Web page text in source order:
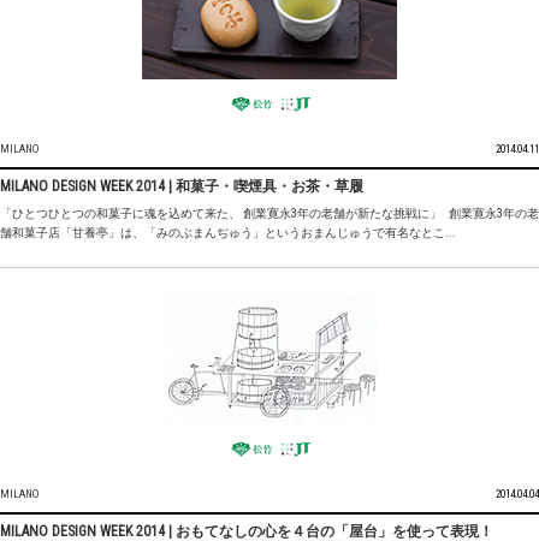
MILANO 2014.04.11
MILANO DESIGN WEEK 2014 | 和菓子・喫煙具・お茶・草履
「ひとつひとつの和菓子に魂を込めて来た、 創業寛永3年の老舗が新たな挑戦に」 創業寛永3年の老
舗和菓子店「甘養亭」は、「みのぶまんぢゅう」というおまんじゅうで有名なとこ...
MILANO 2014.04.04
MILANO DESIGN WEEK 2014 | おもてなしの心を４台の「屋台」を使って表現！